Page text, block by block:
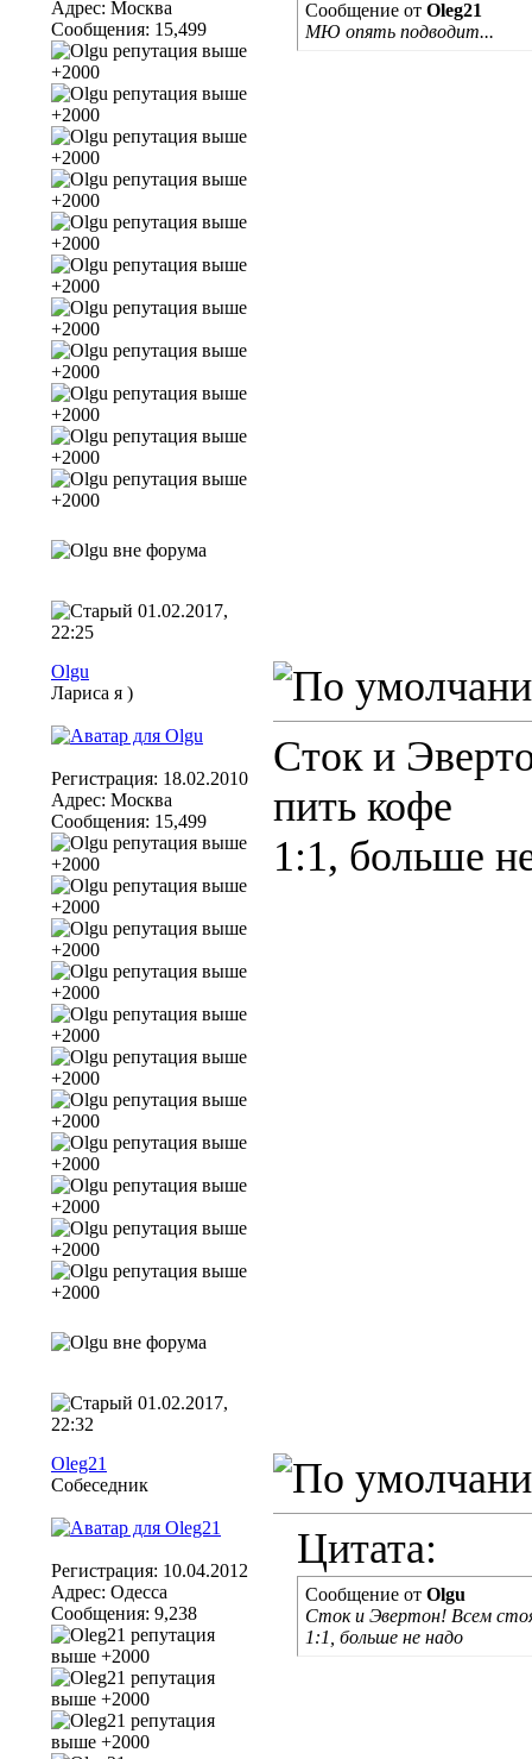
Адрес: Москва
Сообщения: 15,499
Сообщение от Oleg21
МЮ опять подводит...
01.02.2017,
22:25
Olgu
Лариса я )
Регистрация: 18.02.2010
Адрес: Москва
Сообщения: 15,499
Сток и
пить кофе
1:1, больше
01.02.2017,
22:32
Oleg21
Собеседник
Регистрация: 10.04.2012
Адрес: Одесса
Сообщения: 9,238
Цитата:
Сообщение от Olgu
Сток и Эвертон! Всем
1:1, больше не надо